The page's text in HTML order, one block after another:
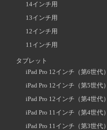
14インチ用
13インチ用
12インチ用
11インチ用
タブレット
iPad Pro 12インチ（第6世代）
iPad Pro 12インチ（第5世代）
iPad Pro 12インチ（第4世代）
iPad Pro 11インチ（第4世代）
iPad Pro 11インチ（第3世代）